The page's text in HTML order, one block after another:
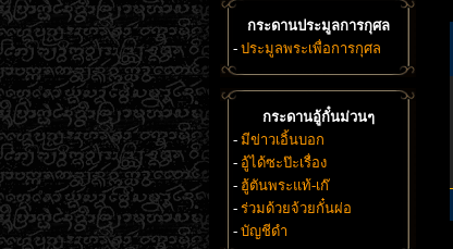
กระดานประมูลการกุศล
- ประมูลพระเพื่อการกุศล
กระดานอู้กั๋นม่วนๆ
- มีข่าวเอิ้นบอก
- อู้ได้ซะป๊ะเรื่อง
- ฮู้ตันพระแท้-เก๊
- ร่วมด้วยจ้วยกั๋นผ่อ
- บัญชีดำ